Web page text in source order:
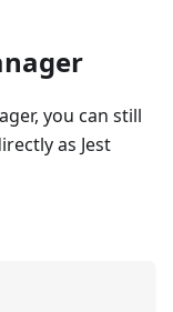
you can still
as Jest